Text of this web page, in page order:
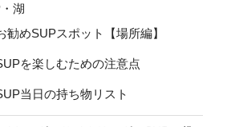
湖
勧めSUPスポット【場所編】
を楽しむための注意点
当日の持ち物リスト